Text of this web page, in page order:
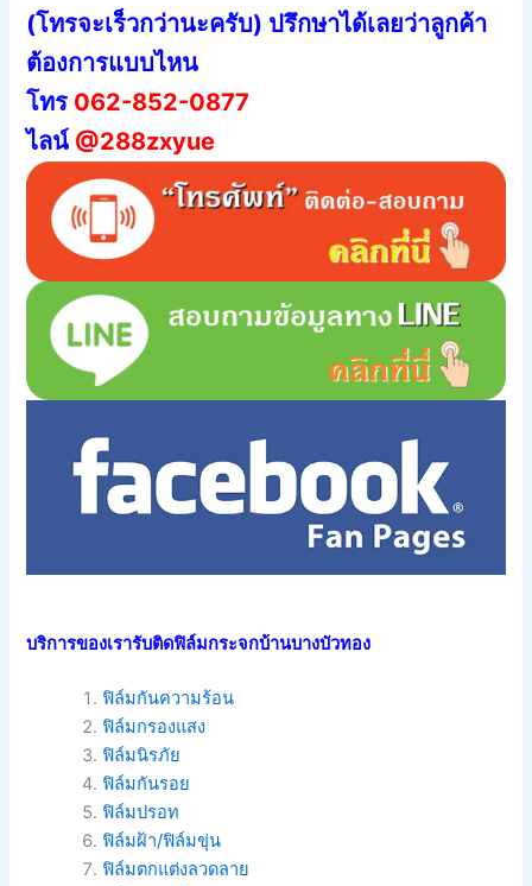
(โทรจะเร็วกว่านะครับ) ปรึกษาได้เลยว่าลูกค้า
ต้องการแบบไหน
โทร 062-852-0877
ไลน์ @288zxyue
บริการของเรารับติดฟิล์มกระจกบ้านบางบัวทอง
ฟิล์มกันความร้อน
ฟิล์มกรองแสง
ฟิล์มนิรภัย
ฟิล์มกันรอย
ฟิล์มปรอท
ฟิล์มฝ้า/ฟิล์มขุ่น
ฟิล์มตกแต่งลวดลาย